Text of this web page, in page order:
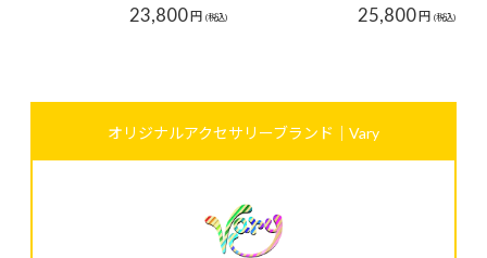
23,800円 (税込) 25,800円 (税込)
オリジナルアクセサリーブランド｜Vary